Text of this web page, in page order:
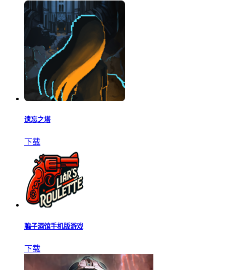
遗忘之塔
下载
骗子酒馆手机版游戏
下载